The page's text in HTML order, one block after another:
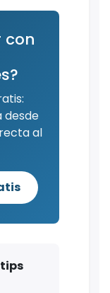
con
desde
al